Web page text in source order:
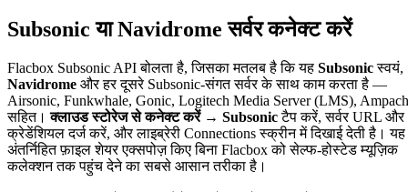
Subsonic या Navidrome सर्वर कनेक्ट करें
Flacbox Subsonic API बोलता है, जिसका मतलब है कि यह Subsonicस्वयं,
Navidrome और हर दूसरे Subsonic-संगत सर्वर के साथ काम करता है —
Airsonic, Funkwhale, Gonic, Logitech Media Server (LMS),
सहित।क्लाउड स्टोरेज से कनेक्ट करें → Subsonicटैप करें, सर्वर URL और
क्रेडेंशियल दर्ज करें, और लाइब्रेरी Connections स्क्रीन में दिखाई देती है। यह
अंतर्निहित फ़ाइल शेयर एक्सपोज़ किए बिना Flacbox को सेल्फ-होस्टेड म्यूज़िक
कलेक्शन तक पहुंच देने का सबसे आसान तरीका है।